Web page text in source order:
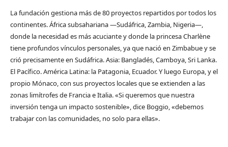
La fundación gestiona más de 80 proyectos repartidos por todos los
continentes. África subsahariana —Sudáfrica, Zambia, Nigeria—,
donde la necesidad es más acuciante y donde la princesa Charlène
tiene profundos vínculos personales, ya que nació en Zimbabue y se
crió precisamente en Sudáfrica. Asia: Bangladés, Camboya, Sri Lanka.
El Pacífico. América Latina: la Patagonia, Ecuador. Y luego Europa, y el
propio Mónaco, con sus proyectos locales que se extienden a las
zonas limítrofes de Francia e Italia. «Si queremos que nuestra
inversión tenga un impacto sostenible», dice Boggio, «debemos
trabajar con las comunidades, no solo para ellas».